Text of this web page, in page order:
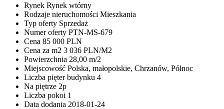
Rynek Rynek wtórny
Rodzaje nieruchomości Mieszkania
Typ oferty Sprzedaż
Numer oferty PTN-MS-679
Cena 85 000 PLN
Cena za m2 3 036 PLN/M2
Powierzchnia 28,00 m/2
Miejscowość Polska, małopolskie, Chrzanów, Północ
Liczba pięter budynku 4
Na piętrze 2p
Liczba pokoi 1
Data dodania 2018-01-24